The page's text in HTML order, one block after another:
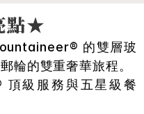
點★
的雙層玻
輪的雙重奢華旅程。
級服務與五星級餐